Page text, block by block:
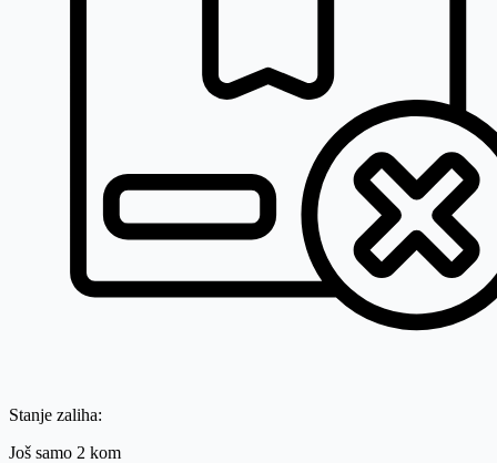
Stanje zaliha:
Još samo 2 kom